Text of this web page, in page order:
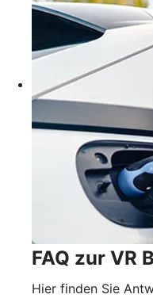
FAQ zur VR
Hier finden Sie